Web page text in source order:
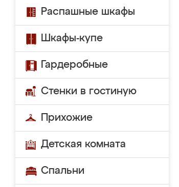
Распашные шкафы
Шкафы-купе
Гардеробные
Стенки в гостиную
Прихожие
Детская комната
Спальни